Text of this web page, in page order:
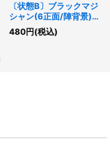
〔状態B〕ブラックマジ
シャン(6正面/陣背景)
【シークレット】
{QCAC-JP018}《モン
480円(税込)